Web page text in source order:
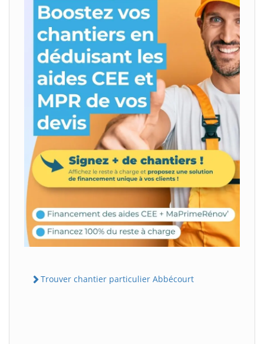
Trouver chantier particulier Abbécourt